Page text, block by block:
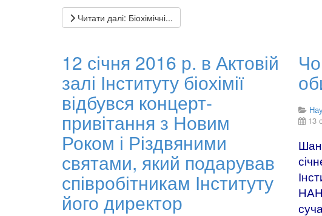
Читати далі: Біохімічні...
12 січня 2016 р. в Актовій
залі Інституту біохімії
відбувся концерт-
привітання з Новим
Роком і Різдвяними
святами, який подарував
співробітникам Інституту
його директор
13
НАН